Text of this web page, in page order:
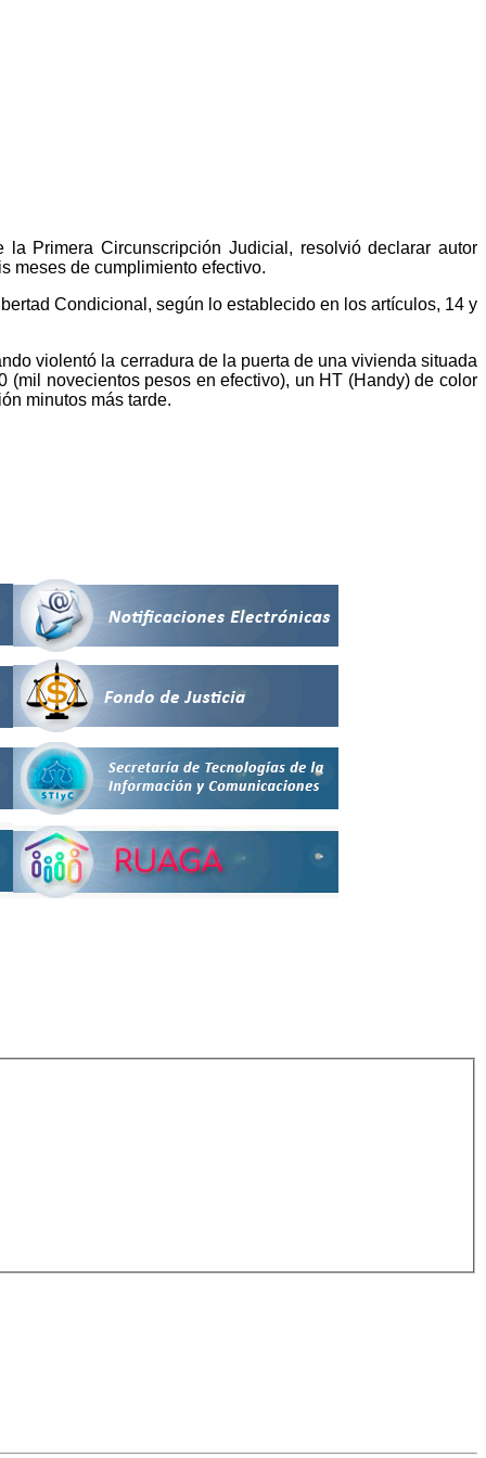
Primera Circunscripción Judicial, resolvió declarar autor
meses de cumplimiento efectivo.
Condicional, según lo establecido en los artículos, 14 y
violentó la cerradura de la puerta de una vivienda situada
novecientos pesos en efectivo), un HT (Handy) de color
minutos más tarde.